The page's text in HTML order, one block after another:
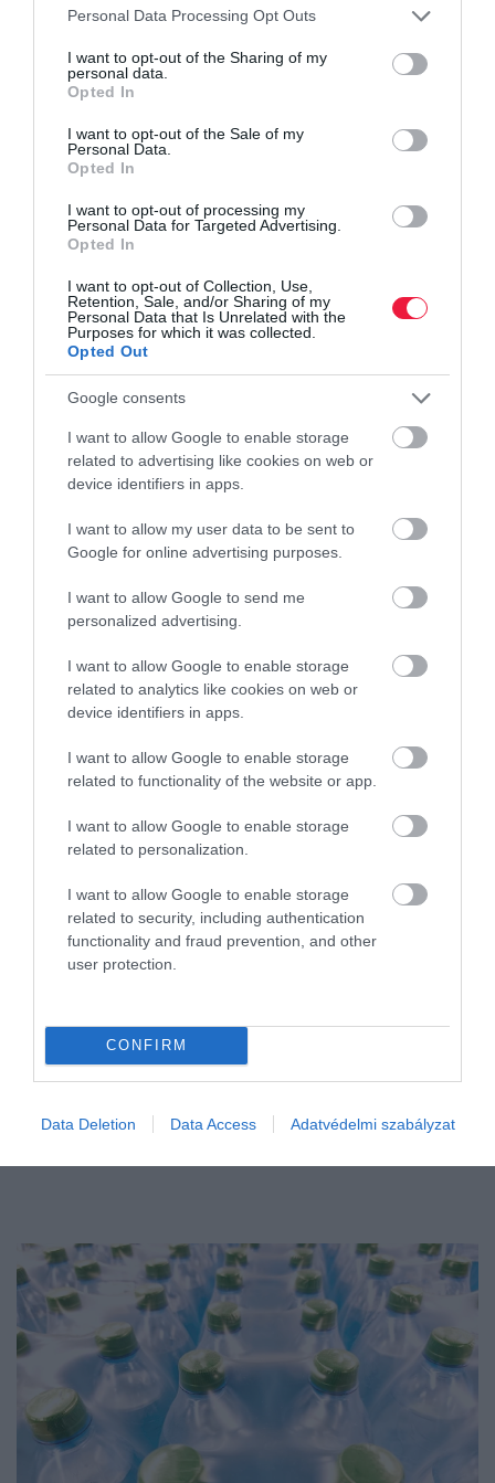
Please note that this website/app uses one or more Google
not limited to your visit or usage behaviour. You may click to
grant or deny consent to Google and its third-party tags to
use your data for below specified purposes in below Google
consent section.
Personal Data Processing Opt Outs
I want to opt-out of the Sharing of my
personal data.
Opted In
I want to opt-out of the Sale of my
Personal Data.
Opted In
I want to opt-out of processing my
Personal Data for Targeted Advertising.
Opted In
I want to opt-out of Collection, Use,
Retention, Sale, and/or Sharing of my
Personal Data that Is Unrelated with the
Purposes for which it was collected.
Opted Out
Google consents
I want to allow Google to enable storage
related to advertising like cookies on web or
device identifiers in apps.
I want to allow my user data to be sent to
Google for online advertising purposes.
I want to allow Google to send me
personalized advertising.
I want to allow Google to enable storage
related to analytics like cookies on web or
device identifiers in apps.
I want to allow Google to enable storage
related to functionality of the website or app.
I want to allow Google to enable storage
related to personalization.
I want to allow Google to enable storage
related to security, including authentication
functionality and fraud prevention, and other
user protection.
CONFIRM
Data Deletion Data Access Adatvédelmi szabályzat
Bagóért kínálnak egy erdei szállodát a NAV
árverésén
Egy budapesti lakás áráról, 84,5 millió forintról indul a licit a
Salgótarjánhoz közeli természetvédelmi területen fekvő Salgó
Hotelért. A 37 szobás szállodáért versengők augusztus 10-től
tehetnek…